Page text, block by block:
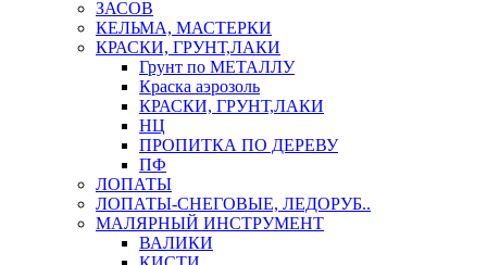
ЗАСОВ
КЕЛЬМА, МАСТЕРКИ
КРАСКИ, ГРУНТ,ЛАКИ
Грунт по МЕТАЛЛУ
Краска аэрозоль
КРАСКИ, ГРУНТ,ЛАКИ
НЦ
ПРОПИТКА ПО ДЕРЕВУ
ПФ
ЛОПАТЫ
ЛОПАТЫ-СНЕГОВЫЕ, ЛЕДОРУБ..
МАЛЯРНЫЙ ИНСТРУМЕНТ
ВАЛИКИ